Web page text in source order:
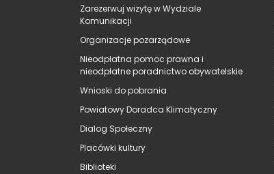
Zarezerwuj wizytę w Wydziale
Komunikacji
Organizacje pozarządowe
Nieodpłatna pomoc prawna i
nieodpłatne poradnictwo obywatelskie
Wnioski do pobrania
Powiatowy Doradca Klimatyczny
Dialog Społeczny
Placówki kultury
Biblioteki